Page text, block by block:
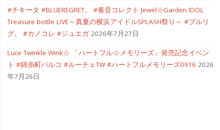
#チキータ #BLUEREGRET。 #奏音コレクト Jewel☆Garden IDOL
Treasure bottle LIVE～真夏の横浜アイドルSPLASH祭り～ #ブルリ
グ。 #カノコレ #ジュエガ 2026年7月27日
Luce Twinkle Wink☆ 「ハートフル☆メモリーズ」発売記念イベン
ト #錦糸町パルコ #ルーチェTW #ハートフルメモリーズ0916 2026
年7月26日